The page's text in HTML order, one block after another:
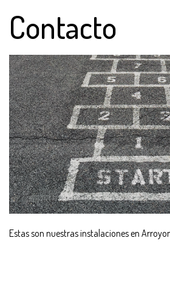
Contacto
Estas son nuestras instalaciones en